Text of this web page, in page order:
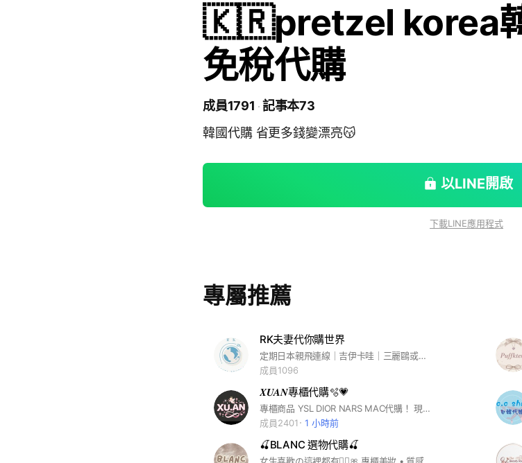
🇰🇷pretzel korea
免稅代購
成員1791 記事本73
韓國代購 省更多錢變漂亮😽
以LINE開啟
下載LINE應用程式
專屬推薦
RK夫妻代你購世界
定期日本親飛連線｜吉伊卡哇｜三麗鷗或您要找的商品都歡迎詢問
成員1096
𝑿𝑼𝑨𝑵專櫃代購🫧💗
專櫃商品 YSL DIOR NARS MAC代購！ 現貨為主 預購為輔 喜歡專櫃的美女歡迎進來看看😻🤍 我人非常好 也歡迎跟我交朋友😚～
成員2401
1 小時前
🍒BLANC 選物代購🍒